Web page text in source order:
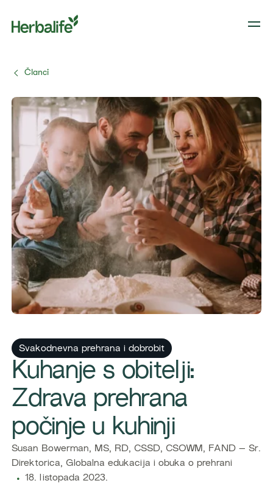
Članci
Svakodnevna prehrana i dobrobit
​Kuhanje s obitelji:
Zdrava prehrana
počinje u kuhinji
​​Susan Bowerman, MS, RD, CSSD, CSOWM, FAND – Sr.
Direktorica, Globalna edukacija i obuka o prehrani
18. listopada 2023.